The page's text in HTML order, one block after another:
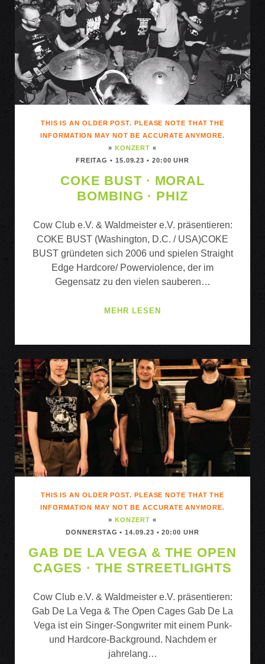
THIS IS AN OLDER POST. PLEASE NOTE THAT THE
INFORMATION MAY NOT BE ACCURATE ANYMORE.
» KONZERT «
FREITAG • 15.09.23 • 20:00 UHR
COKE BUST · MORAL
BOMBING · PHIZ
Cow Club e.V. & Waldmeister e.V. präsentieren:
COKE BUST (Washington, D.C. / USA)COKE
BUST gründeten sich 2006 und spielen Straight
Edge Hardcore/ Powerviolence, der im
Gegensatz zu den vielen sauberen…
MEHR LESEN
BOMBING
·
PHIZ
THIS IS AN OLDER POST. PLEASE NOTE THAT THE
INFORMATION MAY NOT BE ACCURATE ANYMORE.
» KONZERT «
DONNERSTAG • 14.09.23 • 20:00 UHR
GAB DE LA VEGA & THE OPEN
CAGES · THE STREETLIGHTS
Cow Club e.V. & Waldmeister e.V. präsentieren:
Gab De La Vega & The Open Cages Gab De La
Vega ist ein Singer-Songwriter mit einem Punk-
und Hardcore-Background. Nachdem er
jahrelang…